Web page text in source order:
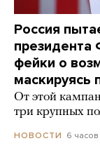
Россия
президента
фейки о
маскируясь
От этой
три крупных
НОВОСТИ 6 часов